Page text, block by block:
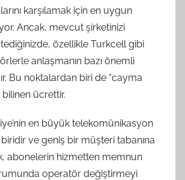
karşılamak için en uygun
Ancak, mevcut şirketinizi
özellikle Turkcell gibi
anlaşmanın bazı önemli
Bu noktalardan biri de “cayma
ücrettir.
en büyük telekomünikasyon
ve geniş bir müşteri tabanına
abonelerin hizmetten memnun
operatör değiştirmeyi